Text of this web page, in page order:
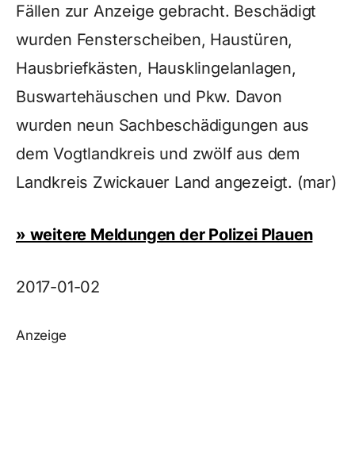
Fällen zur Anzeige gebracht. Beschädigt
wurden Fensterscheiben, Haustüren,
Hausbriefkästen, Hausklingelanlagen,
Buswartehäuschen und Pkw. Davon
wurden neun Sachbeschädigungen aus
dem Vogtlandkreis und zwölf aus dem
Landkreis Zwickauer Land angezeigt. (mar)
» weitere Meldungen der Polizei Plauen
2017-01-02
Anzeige